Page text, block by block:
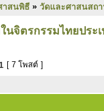
าสนพิธี » วัดและศาสนสถ
นจิตรกรรมไทยประ
1 [ 7 โพสต์ ]